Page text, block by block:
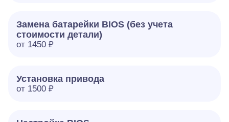
Замена батарейки BIOS (без учета
стоимости детали)
от 1450 ₽
Установка привода
от 1500 ₽